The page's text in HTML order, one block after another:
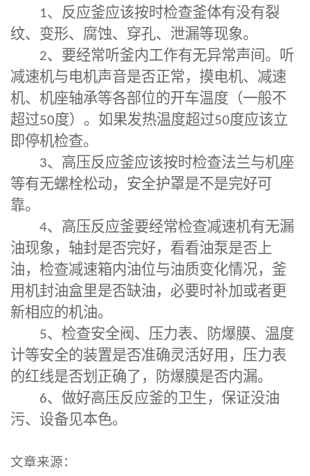
1、反应釜应该按时检查釜体有没有裂
纹、变形、腐蚀、穿孔、泄漏等现象。
2、要经常听釜内工作有无异常声间。听
减速机与电机声音是否正常，摸电机、减速
机、机座轴承等各部位的开车温度（一般不
超过50度）。如果发热温度超过50度应该立
即停机检查。
3、高压反应釜应该按时检查法兰与机座
等有无螺栓松动，安全护罩是不是完好可
靠。
4、高压反应釜要经常检查减速机有无漏
油现象，轴封是否完好，看看油泵是否上
油，检查减速箱内油位与油质变化情况，釜
用机封油盒里是否缺油，必要时补加或者更
新相应的机油。
5、检查安全阀、压力表、防爆膜、温度
计等安全的装置是否准确灵活好用，压力表
的红线是否划正确了，防爆膜是否内漏。
6、做好高压反应釜的卫生，保证没油
污、设备见本色。
文章来源：